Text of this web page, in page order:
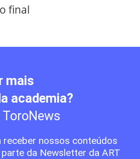
final
mais
academia?
receber nossos conteúdos
da Newsletter da ART